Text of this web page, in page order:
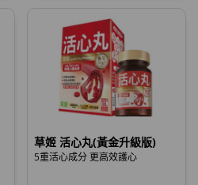
草姬 活心丸(黃金升級版)
5重活心成分 更高效護心